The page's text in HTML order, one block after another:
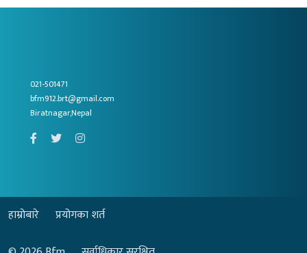
021-501471
bfm912.brt@gmail.com
Biratnagar,Nepal
हाम्रोबारे
प्रयोगका शर्त